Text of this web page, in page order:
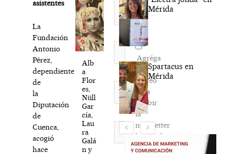
asistentes
La
Fundación
Antonio
Pérez,
dependiente
de
la
Diputación
de
Cuenca,
acogió
hace
Alb
a
Flor
es,
Nüll
Gar
cía,
Lau
ra
Galá
n y
Nombre*
Correo
electrónico*
Web
Agréga
mi
correo
para
recibir
la
newsletter
habitual
Mérida
Spartacus en
Mérida